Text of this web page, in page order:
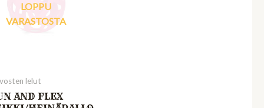
LOPPU
VARASTOSTA
lelut
AND FLEX